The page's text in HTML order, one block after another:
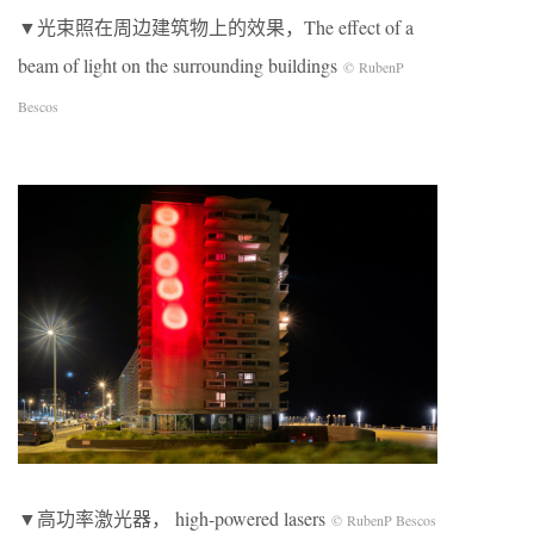
▼光束照在周边建筑物上的效果，The effect of a
beam of light on the surrounding buildings © RubenP
Bescos
▼高功率激光器， high-powered lasers © RubenP Bescos